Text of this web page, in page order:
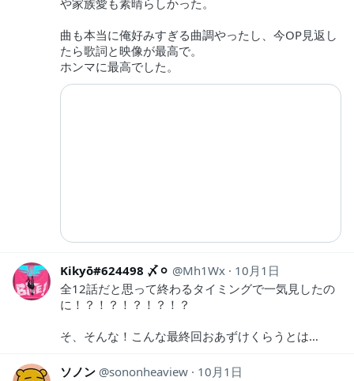
や家族愛も素晴らしかった。
曲も本当に俺好みすぎる曲調やったし、今OP見返し
たら歌詞と映像が最高で。
ホンマに最高でした。
Kℹ︎kyō#624498 〆⚪︎ Mh1Wx
10月1日
全12話だと思って終わるタイミングで一気見したの
に！？！？！？！？！？
そ、そんな！こんな最終回おあずけくらうとは…
ソノン sononheaview
10月1日